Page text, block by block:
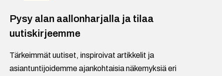
Pysy alan aallonharjalla ja tilaa
uutiskirjeemme
Tärkeimmät uutiset, inspiroivat artikkelit ja
asiantuntijoidemme ajankohtaisia näkemyksiä eri